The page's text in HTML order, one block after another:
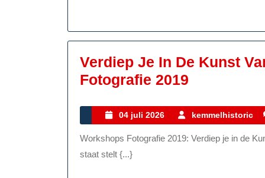
Verdiep Je In De Kunst
Fotografie 2019
In
De
04 juli 2026
04
juli
2026
kemmelhistoric
Workshops Fotografie 2019: Verdiep je in de Kunst van het Beeld Fotografie is een kunstvorm die ons in
staat stelt {...}